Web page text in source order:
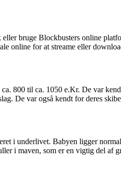
bruge Blockbusters online
online for at streame eller
800 til ca. 1050 e.Kr. De var
De var også kendt for deres
i underlivet. Babyen ligger
i maven, som er en vigtig del af